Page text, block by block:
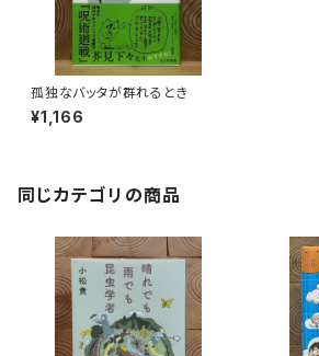
孤独なバッタが群れるとき
¥1,166
同じカテゴリの商品